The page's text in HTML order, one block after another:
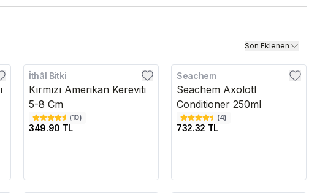
Son Eklenen
İthâl Bitki
Kırmızı Amerikan Kereviti
5-8 Cm
(10)
349.90 TL
Seachem
Seachem Axolotl
Conditioner 250ml
(4)
732.32 TL